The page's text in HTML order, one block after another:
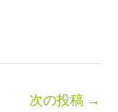
次の投稿 →